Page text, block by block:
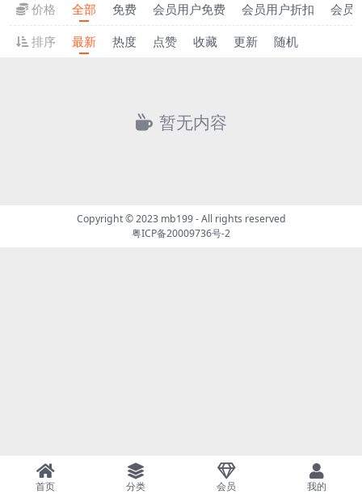
价格
全部 免费 会员用户免费 会员用户折扣
会员
排序
最新 热度 点赞 收藏 更新 随机
暂无内容
Copyright © 2023 mb199- All rights reserved
粤ICP备20009736号-2
首页 分类 会员 我的